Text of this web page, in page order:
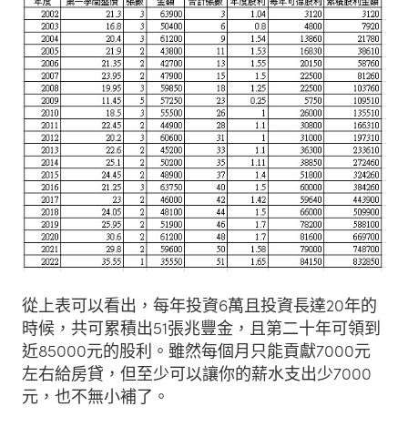
從上表可以看出，每年投資6萬且投資長達20年的
時候，共可累積出51張兆豐金，且第二十年可領到
近85000元的股利。雖然每個月只能貢獻7000元
左右給房貸，但至少可以讓你的薪水支出少7000
元，也不無小補了。